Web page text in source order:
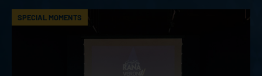
SPECIAL MOMENTS